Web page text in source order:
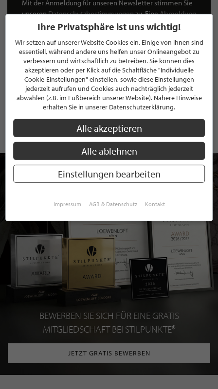
Mit der Anmeldung für unseren Newsletter stimmen Sie
unserenDatenschutzbestimmungenzu. EineAbmeldung
ist jederzeit möglich.
ANMELDEN
Mit der Anmeldung an unserem Newsletter stimmen Sie unseren
Datenschutzbestimmungenzu. EineAbmeldungist jederzeit möglich.
BEWERBEN SIE SICH FÜR EINE GRATIS
MITGLIEDSCHAFT BEI STILPUNKTE®
JETZT GRATIS BEWERBEN
Ihre Privatsphäre ist uns wichtig!
Wir setzen auf unserer Website Cookies ein. Einige von ihnen sind
essentiell, während andere uns helfen unser Onlineangebot zu
verbessern und wirtschaftlich zu betreiben. Sie können dies
akzeptieren oder per Klick auf die Schaltfläche "Individuelle
Cookie-Einstellungen" einstellen, sowie diese Einstellungen
jederzeit aufrufen und Cookies auch nachträglich jederzeit
abwählen (z.B. im Fußbereich unserer Website). Nähere Hinweise
erhalten Sie in unserer Datenschutzerklärung.
Alle akzeptieren
Alle ablehnen
Einstellungen bearbeiten
Impressum AGB & Datenschutz Kontakt